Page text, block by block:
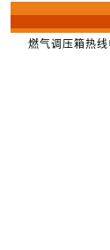
燃气调压箱热